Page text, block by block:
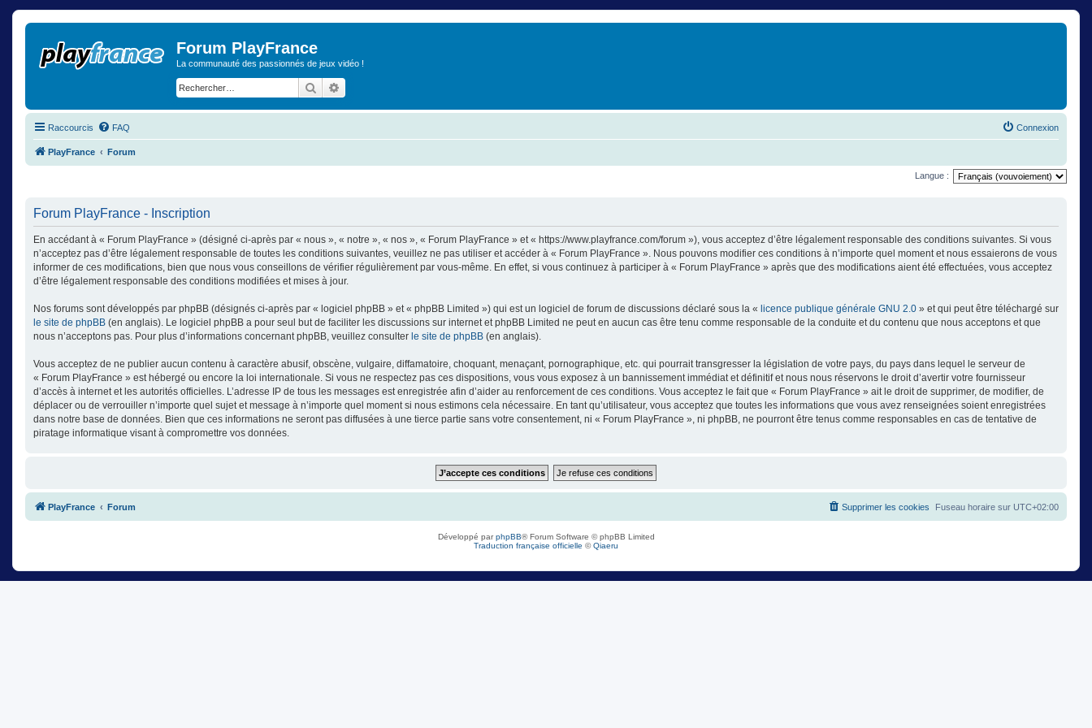
Forum PlayFrance
La communauté des passionnés de jeux vidéo !
Rechercher
Raccourcis FAQ Connexion
PlayFrance Forum
Langue :
Forum PlayFrance - Inscription
En accédant à « Forum PlayFrance » (désigné ci-après par « nous », « notre », « nos », « Forum PlayFrance » et « https://www.playfrance.com/forum »), vous acceptez d’être légalement responsable des conditions suivantes. Si vous
n’acceptez pas d’être légalement responsable de toutes les conditions suivantes, veuillez ne pas utiliser et accéder à « Forum PlayFrance ». Nous pouvons modifier ces conditions à n’importe quel moment et nous essaierons de vous
informer de ces modifications, bien que nous vous conseillons de vérifier régulièrement par vous-même. En effet, si vous continuez à participer à « Forum PlayFrance » après que des modifications aient été effectuées, vous acceptez
d’être légalement responsable des conditions modifiées et mises à jour.
Nos forums sont développés par phpBB (désignés ci-après par « logiciel phpBB » et « phpBB Limited ») qui est un logiciel de forum de discussions déclaré sous la « licence publique générale GNU 2.0 » et qui peut être téléchargé sur
le site de phpBB (en anglais). Le logiciel phpBB a pour seul but de faciliter les discussions sur internet et phpBB Limited ne peut en aucun cas être tenu comme responsable de la conduite et du contenu que nous acceptons et que
nous n’acceptons pas. Pour plus d’informations concernant phpBB, veuillez consulter le site de phpBB (en anglais).
Vous acceptez de ne publier aucun contenu à caractère abusif, obscène, vulgaire, diffamatoire, choquant, menaçant, pornographique, etc. qui pourrait transgresser la législation de votre pays, du pays dans lequel le serveur de
« Forum PlayFrance » est hébergé ou encore la loi internationale. Si vous ne respectez pas ces dispositions, vous vous exposez à un bannissement immédiat et définitif et nous nous réservons le droit d’avertir votre fournisseur
d’accès à internet et les autorités officielles. L’adresse IP de tous les messages est enregistrée afin d’aider au renforcement de ces conditions. Vous acceptez le fait que « Forum PlayFrance » ait le droit de supprimer, de modifier, de
déplacer ou de verrouiller n’importe quel sujet et message à n’importe quel moment si nous estimons cela nécessaire. En tant qu’utilisateur, vous acceptez que toutes les informations que vous avez renseignées soient enregistrées
dans notre base de données. Bien que ces informations ne seront pas diffusées à une tierce partie sans votre consentement, ni « Forum PlayFrance », ni phpBB, ne pourront être tenus comme responsables en cas de tentative de
piratage informatique visant à compromettre vos données.
PlayFrance Forum Fuseau horaire sur UTC+02:00
Supprimer les cookies
Développé parphpBB® Forum Software © phpBB Limited
Traduction française officielle ©Qiaeru